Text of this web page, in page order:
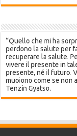
“Quello che mi ha
perdono la salute per
recuperare la salute.
vivere il presente in
presente, né il futuro.
muoiono come se non
Tenzin Gyatso.